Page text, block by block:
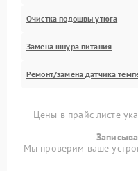
Очистка подошвы утюга
Замена шнура питания
Ремонт/замена датчика
Цены в прайс-листе
Мы проверим ваше